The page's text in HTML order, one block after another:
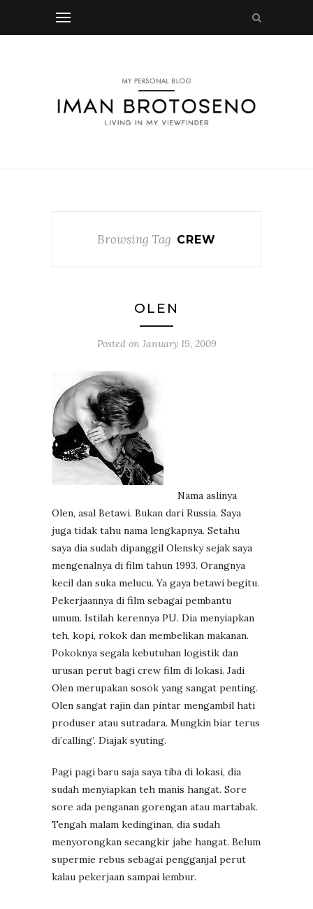
Browsing Tag CREW
OLEN
Posted on January 19, 2009
Nama aslinya
Olen, asal Betawi. Bukan dari Russia. Saya
juga tidak tahu nama lengkapnya. Setahu
saya dia sudah dipanggil Olensky sejak saya
mengenalnya di film tahun 1993. Orangnya
kecil dan suka melucu. Ya gaya betawi begitu.
Pekerjaannya di film sebagai pembantu
umum. Istilah kerennya PU. Dia menyiapkan
teh, kopi, rokok dan membelikan makanan.
Pokoknya segala kebutuhan logistik dan
urusan perut bagi crew film di lokasi. Jadi
Olen merupakan sosok yang sangat penting.
Olen sangat rajin dan pintar mengambil hati
produser atau sutradara. Mungkin biar terus
di’calling’. Diajak syuting.
Pagi pagi baru saja saya tiba di lokasi, dia
sudah menyiapkan teh manis hangat. Sore
sore ada penganan gorengan atau martabak.
Tengah malam kedinginan, dia sudah
menyorongkan secangkir jahe hangat. Belum
supermie rebus sebagai pengganjal perut
kalau pekerjaan sampai lembur.